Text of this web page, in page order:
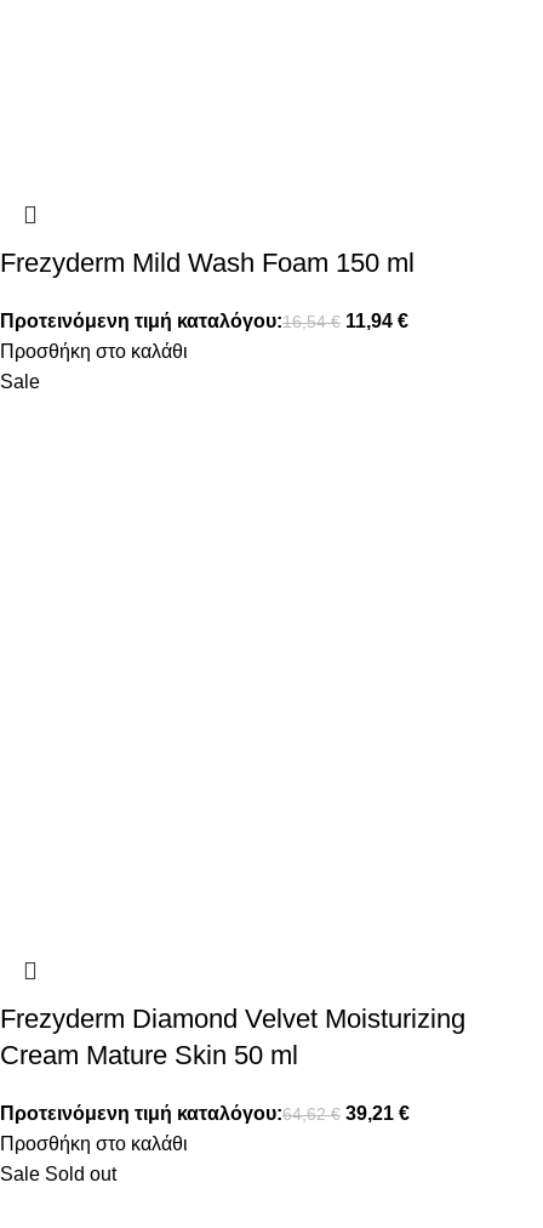
Frezyderm Mild Wash Foam 150 ml
Προτεινόμενη τιμή καταλόγου:16,54€ 11,94 €
Προσθήκη στο καλάθι
Sale
Frezyderm Diamond Velvet Moisturizing
Cream Mature Skin 50 ml
Προτεινόμενη τιμή καταλόγου:64,62€ 39,21 €
Προσθήκη στο καλάθι
Sale Sold out